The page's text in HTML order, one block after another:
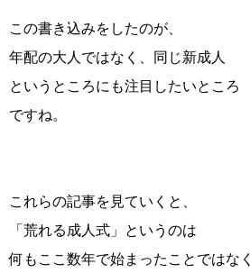
この書き込みをしたのが、
年配の大人ではなく、同じ新成人
というところにも注目したいところ
ですね。
これらの記事を見ていくと、
「荒れる成人式」というのは
何もここ数年で始まったことではなく